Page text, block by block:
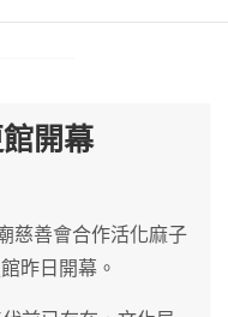
開幕
慈善會合作活化麻子
昨日開幕。